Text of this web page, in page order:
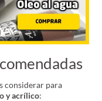
considerar para
y acrílico: